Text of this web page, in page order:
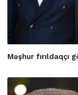
Məşhur fırıldaqçı